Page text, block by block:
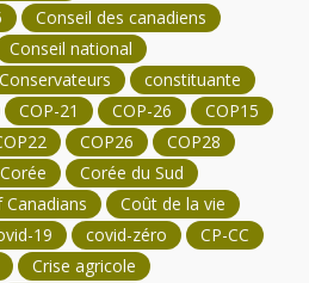
Conseil des canadiens
Conseil national
Conservateurs
constituante
COP-21 COP-26
COP15
COP26
COP28
Corée
Corée du Sud
Coût de la vie
19 covid-zéro
CP-CC
Crise agricole